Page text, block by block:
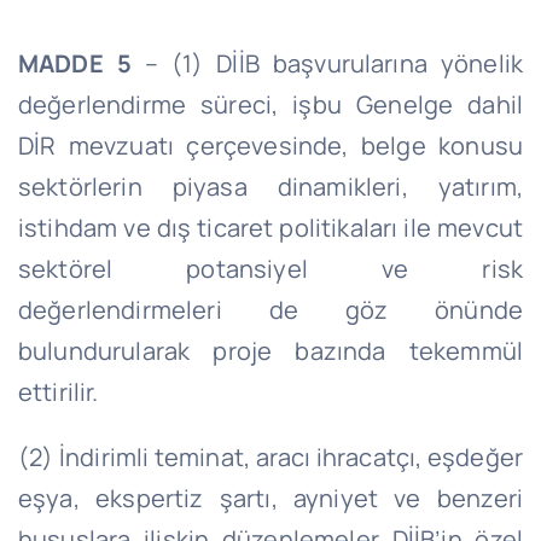
MADDE 5 – (1) DİİB başvurularına yönelik
değerlendirme süreci, işbu Genelge dahil
DİR mevzuatı çerçevesinde, belge konusu
sektörlerin piyasa dinamikleri, yatırım,
istihdam ve dış ticaret politikaları ile mevcut
sektörel potansiyel ve risk
değerlendirmeleri de göz önünde
bulundurularak proje bazında tekemmül
ettirilir.
(2) İndirimli teminat, aracı ihracatçı, eşdeğer
eşya, ekspertiz şartı, ayniyet ve benzeri